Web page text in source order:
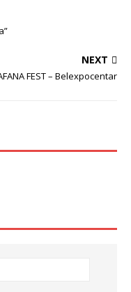
NEXT
FEST – Belexpocentar